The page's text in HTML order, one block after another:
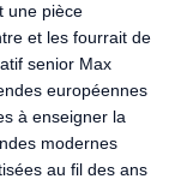
une pièce
et les fourrait de
senior Max
européennes
à enseigner la
modernes
au fil des ans